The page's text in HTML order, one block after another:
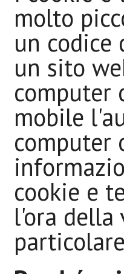
molto
un codice
un sito
computer
mobile
computer
cookie e
l'ora